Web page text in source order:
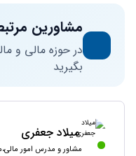
مشاورین
در حوزه مالی و
بگیرید
میلاد جعفری
مشاور و مدرس امور